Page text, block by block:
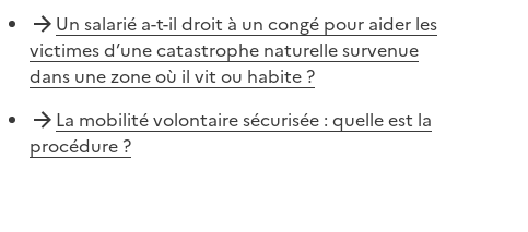
Un salarié a-t-il droit à un congé pour aider les
victimes d’une catastrophe naturelle survenue
dans une zone où il vit ou habite ?
La mobilité volontaire sécurisée : quelle est la
procédure ?